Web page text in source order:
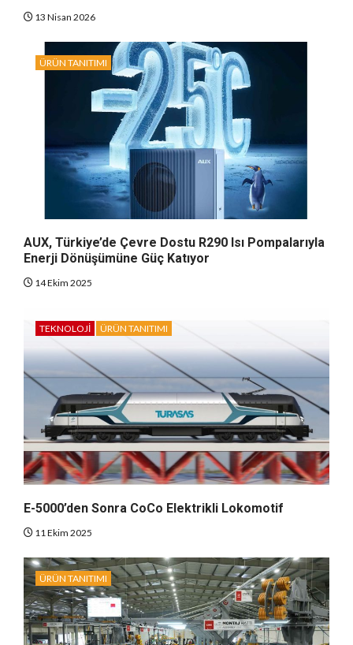
13 Nisan 2026
ÜRÜN TANITIMI
AUX, Türkiye’de Çevre Dostu R290 Isı Pompalarıyla
Enerji Dönüşümüne Güç Katıyor
14 Ekim 2025
TEKNOLOJI ÜRÜN TANITIMI
E-5000’den Sonra CoCo Elektrikli Lokomotif
11 Ekim 2025
ÜRÜN TANITIMI